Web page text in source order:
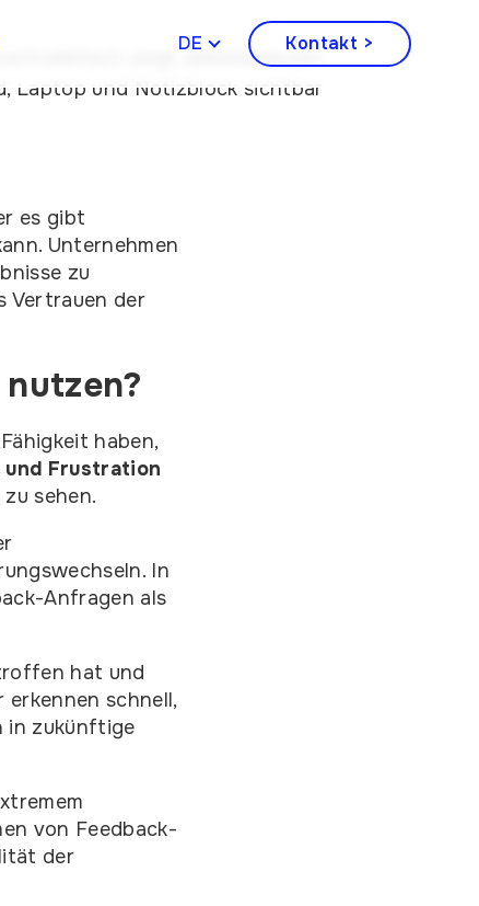
DEUTSCH Kontakt >
es gibt
Unternehmen
zu
Vertrauen der
haben,
und Frustration
sehen.
In
Anfragen als
hat und
schnell,
in zukünftige
von Feedback-
der